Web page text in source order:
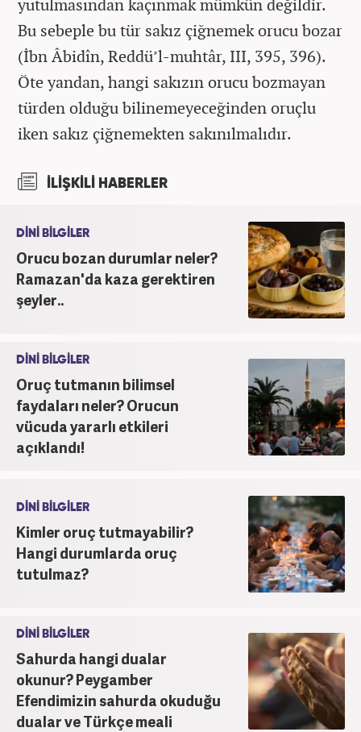
Bu sebeple bu tür sakız çiğnemek orucu bozar
(İbn Âbidîn, Reddü’l-muhtâr, III, 395, 396).
Öte yandan, hangi sakızın orucu bozmayan
türden olduğu bilinemeyeceğinden oruçlu
iken sakız çiğnemekten sakınılmalıdır.
İLİŞKİLİ HABERLER
DİNİ BİLGİLER
Orucu bozan durumlar neler?
Ramazan'da kaza gerektiren
şeyler..
DİNİ BİLGİLER
Oruç tutmanın bilimsel
faydaları neler? Orucun
vücuda yararlı etkileri
açıklandı!
DİNİ BİLGİLER
Kimler oruç tutmayabilir?
Hangi durumlarda oruç
tutulmaz?
DİNİ BİLGİLER
Sahurda hangi dualar
okunur? Peygamber
Efendimizin sahurda okuduğu
dualar ve Türkçe meali